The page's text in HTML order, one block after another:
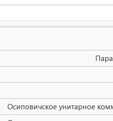
Осиповичское унитарное